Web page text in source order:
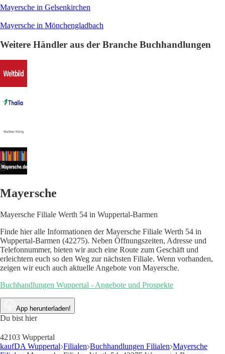
Mayersche in Gelsenkirchen
Mayersche in Mönchengladbach
Weitere Händler aus der Branche Buchhandlungen
Mayersche
Mayersche Filiale Werth 54 in Wuppertal-Barmen
Finde hier alle Informationen der Mayersche Filiale Werth 54 in
Wuppertal-Barmen (42275). Neben Öffnungszeiten, Adresse und
Telefonnummer, bieten wir auch eine Route zum Geschäft und
erleichtern euch so den Weg zur nächsten Filiale. Wenn vorhanden,
zeigen wir euch auch aktuelle Angebote von Mayersche.
Buchhandlungen Wuppertal - Angebote und Prospekte
App herunterladen!
Du bist hier
42103 Wuppertal
kaufDA Wuppertal Filialen Buchhandlungen Filialen Mayersche